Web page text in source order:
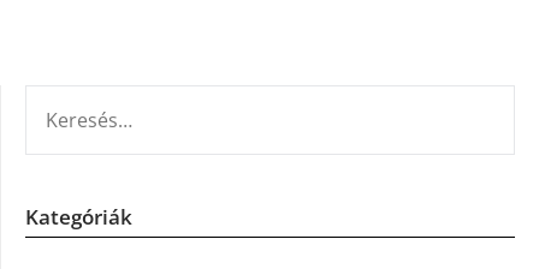
Kategóriák